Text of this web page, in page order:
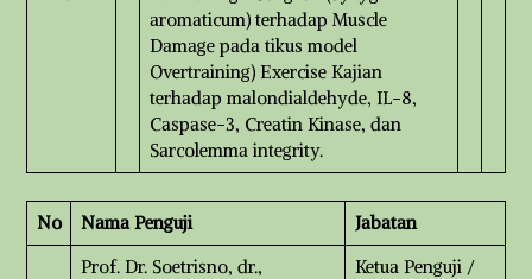
aromaticum) terhadap Muscle
Damage pada tikus model
Overtraining) Exercise Kajian
terhadap malondialdehyde, IL-8,
Caspase-3, Creatin Kinase, dan
Sarcolemma integrity.
No Nama Penguji
Jabatan
Prof. Dr. Soetrisno, dr.,
Ketua Penguji /